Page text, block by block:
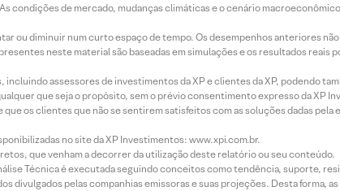
condições de mercado, mudanças climáticas e o cenário
ou diminuir num curto espaço de tempo. Os desempenhos anteriores
neste material são baseadas em simulações e os resultados reais
assessores de investimentos da XP e clientes da XP, podendo
que seja o propósito, sem o prévio consentimento expresso da XP
os clientes que não se sentirem satisfeitos com as soluções dadas pela
no site da XP Investimentos: www.xpi.com.br.
que venham a decorrer da utilização deste relatório ou seu conteúdo.
Técnica é executada seguindo conceitos como tendência, suporte,
divulgados pelas companhias emissoras e suas projeções. Desta forma,